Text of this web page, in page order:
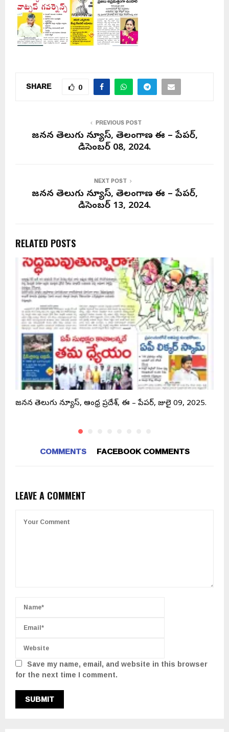
SHARE 0
PREVIOUS POST
జనసేన తెలుగు న్యూస్, తెలంగాణ ఈ – పేపర్,
డిసెంబర్ 08, 2024.
NEXT POST
జనసేన తెలుగు న్యూస్, తెలంగాణ ఈ – పేపర్,
డిసెంబర్ 13, 2024.
RELATED POSTS
జనసేన తెలుగు న్యూస్, ఆంధ్ర ప్రదేశ్, ఈ – పేపర్, జులై 09, 2025.
COMMENTS FACEBOOK COMMENTS
LEAVE A COMMENT
Save my name, email, and website in this browser
for the next time I comment.